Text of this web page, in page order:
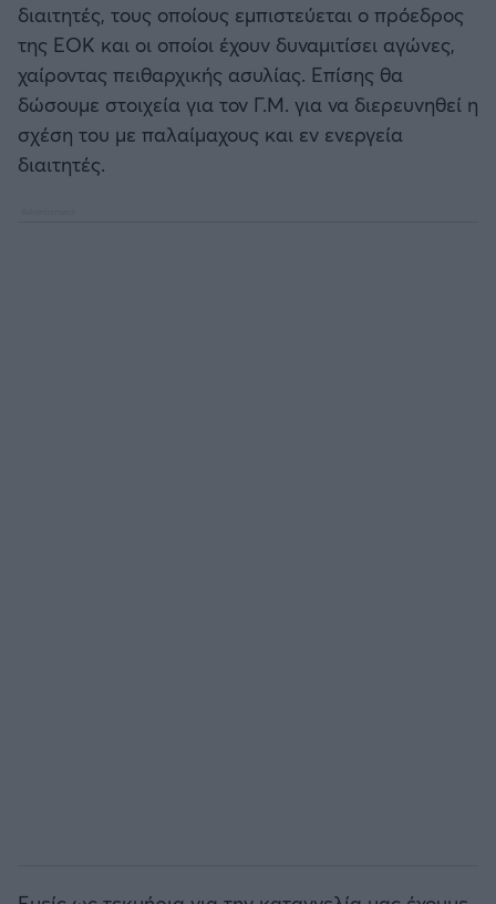
διαιτητές, τους οποίους εμπιστεύεται ο πρόεδρος
της ΕΟΚ και οι οποίοι έχουν δυναμιτίσει αγώνες,
χαίροντας πειθαρχικής ασυλίας. Επίσης θα
δώσουμε στοιχεία για τον Γ.Μ. για να διερευνηθεί η
σχέση του με παλαίμαχους και εν ενεργεία
διαιτητές.